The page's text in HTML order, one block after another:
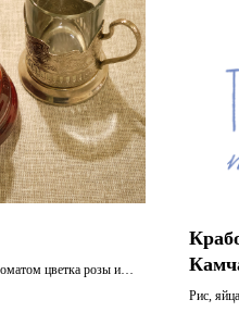
цветка розы и
горячий напиток,
Рис,